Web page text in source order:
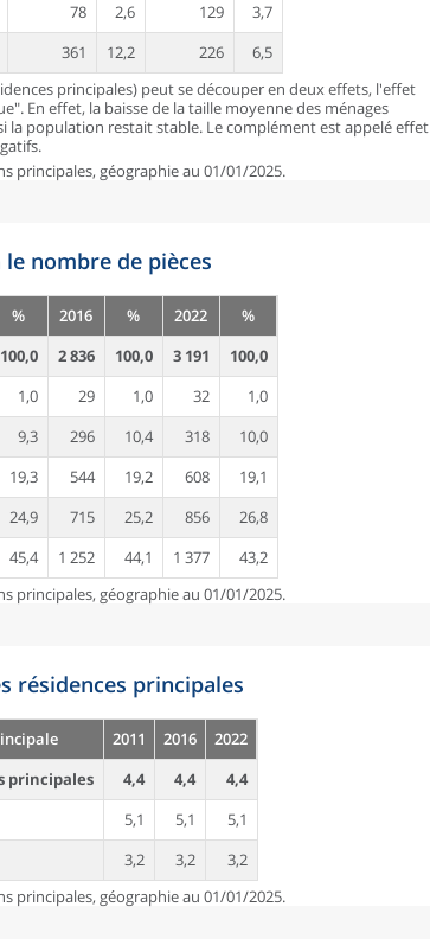
78 2,6 129
3,7
361 12,2 226
6,5
principales) peut se découper en deux effets, l'effet
En effet, la baisse de la taille moyenne des ménages
la population restait stable. Le complément est appelé effet
principales, géographie au 01/01/2025.
le nombre de pièces
% 2016 % 2022
%
100,0 2 836 100,0 3 191
100,0
1,0 29 1,0 32
1,0
9,3 296 10,4 318
10,0
19,3 544 19,2 608
19,1
24,9 715 25,2 856
26,8
45,4 1 252 44,1 1 377
43,2
principales, géographie au 01/01/2025.
résidences principales
2011 2016
2022
principales
4,4 4,4
4,4
5,1 5,1
5,1
3,2 3,2
3,2
principales, géographie au 01/01/2025.